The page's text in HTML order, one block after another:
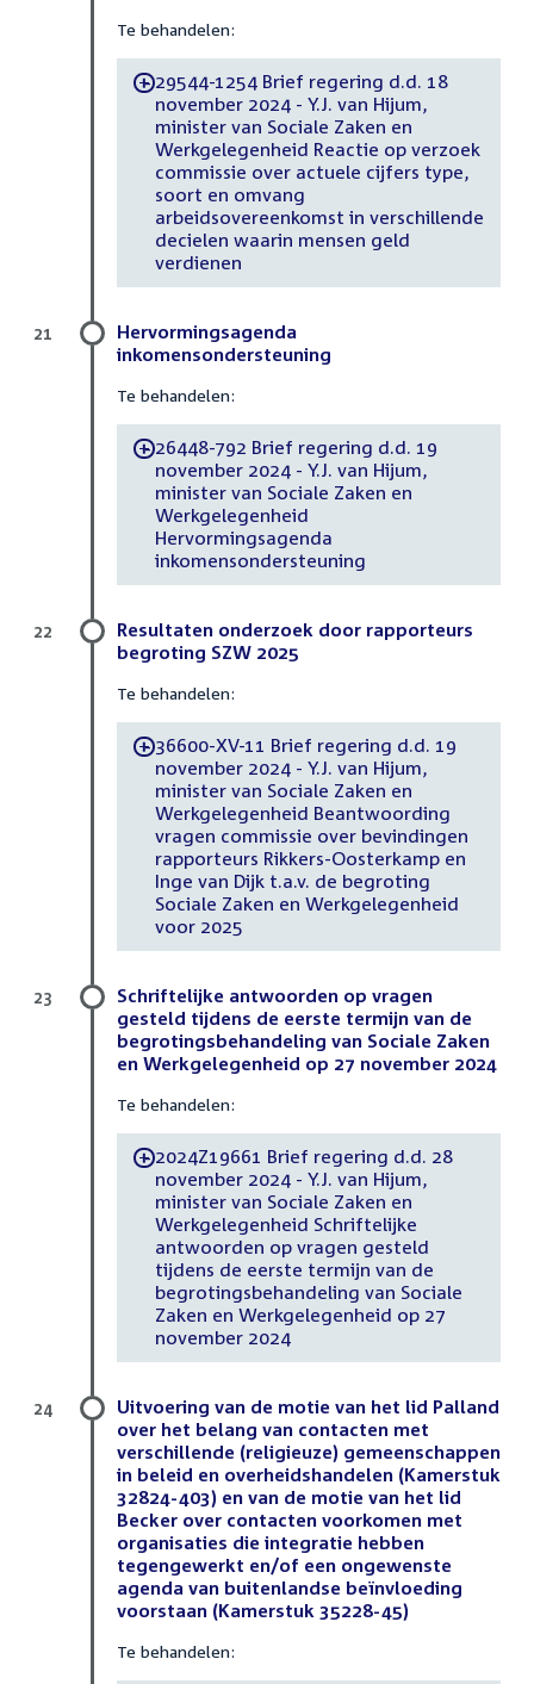
Te behandelen:
-29544-1254 Brief regering d.d. 18
november 2024 - Y.J. van Hijum,
minister van Sociale Zaken en
Werkgelegenheid Reactie op verzoek
commissie over actuele cijfers type,
soort en omvang
arbeidsovereenkomst in verschillende
decielen waarin mensen geld
verdienen
Hervormingsagenda
inkomensondersteuning
Te behandelen:
-26448-792 Brief regering d.d. 19
november 2024 - Y.J. van Hijum,
minister van Sociale Zaken en
Werkgelegenheid
Hervormingsagenda
inkomensondersteuning
21
Resultaten onderzoek door rapporteurs
begroting SZW 2025
Te behandelen:
-36600-XV-11 Brief regering d.d. 19
november 2024 - Y.J. van Hijum,
minister van Sociale Zaken en
Werkgelegenheid Beantwoording
vragen commissie over bevindingen
rapporteurs Rikkers-Oosterkamp en
Inge van Dijk t.a.v. de begroting
Sociale Zaken en Werkgelegenheid
voor 2025
22
Schriftelijke antwoorden op vragen
gesteld tijdens de eerste termijn van de
begrotingsbehandeling van Sociale Zaken
en Werkgelegenheid op 27 november 2024
Te behandelen:
-2024Z19661 Brief regering d.d. 28
november 2024 - Y.J. van Hijum,
minister van Sociale Zaken en
Werkgelegenheid Schriftelijke
antwoorden op vragen gesteld
tijdens de eerste termijn van de
begrotingsbehandeling van Sociale
Zaken en Werkgelegenheid op 27
november 2024
23
Uitvoering van de motie van het lid Palland
over het belang van contacten met
verschillende (religieuze) gemeenschappen
in beleid en overheidshandelen (Kamerstuk
32824-403) en van de motie van het lid
Becker over contacten voorkomen met
organisaties die integratie hebben
tegengewerkt en/of een ongewenste
agenda van buitenlandse beïnvloeding
voorstaan (Kamerstuk 35228-45)
Te behandelen:
24